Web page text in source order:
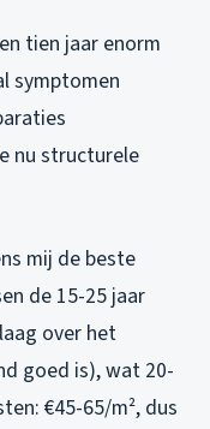
tien jaar enorm
symptomen
nu structurele
mij de beste
de 15-25 jaar
over het
goed is), wat 20-
€45-65/m², dus